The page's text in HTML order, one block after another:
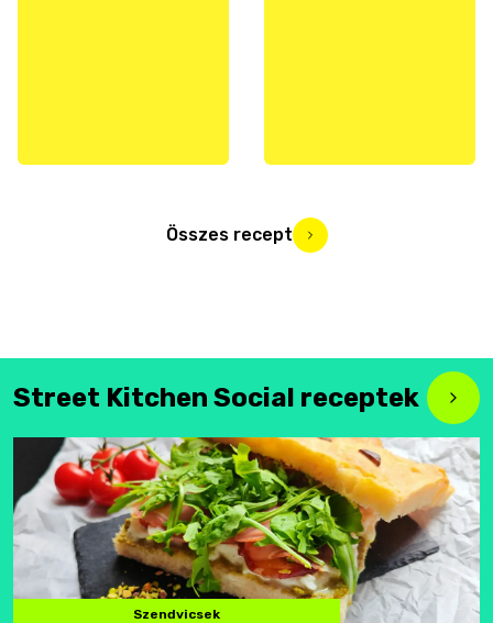
Összes recept
Street Kitchen Social receptek
Szendvicsek